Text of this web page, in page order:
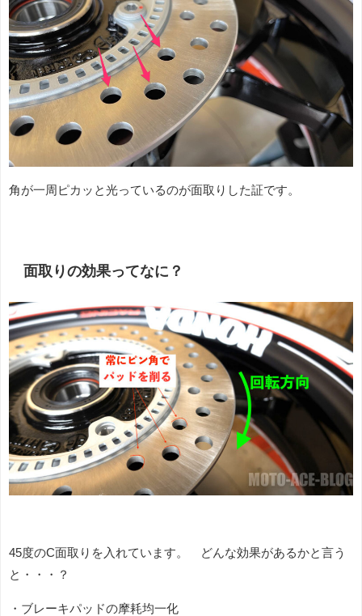
角が一周ピカッと光っているのが面取りした証です。
面取りの効果ってなに？
45度のC面取りを入れています。 どんな効果があるかと言う
と・・・？
・ブレーキパッドの摩耗均一化